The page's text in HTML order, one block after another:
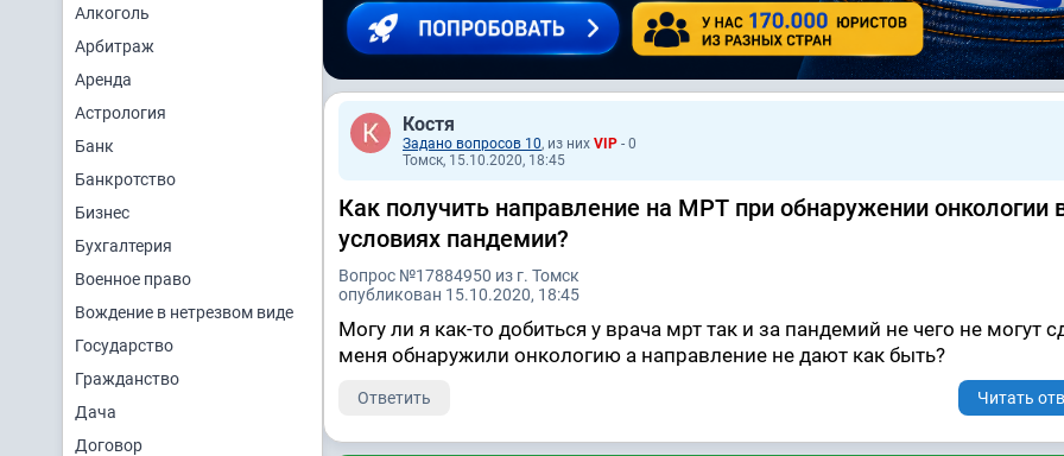
Алкоголь
Арбитраж
Аренда
Астрология
Банк
Банкротство
Бизнес
Бухгалтерия
Военное право
Вождение в нетрезвом виде
Государство
Гражданство
Дача
Договор
Костя
Задано вопросов 10, из них VIP - 0
Томск, 15.10.2020, 18:45
Как получить направление на МРТ при обнаружении онкологии
условиях пандемии?
Вопрос №17884950 из г. Томск
опубликован 15.10.2020, 18:45
Могу ли я как-то добиться у врача мрт так и за пандемий не чего не могут
меня обнаружили онкологию а направление не дают как быть?
Ответить Читать